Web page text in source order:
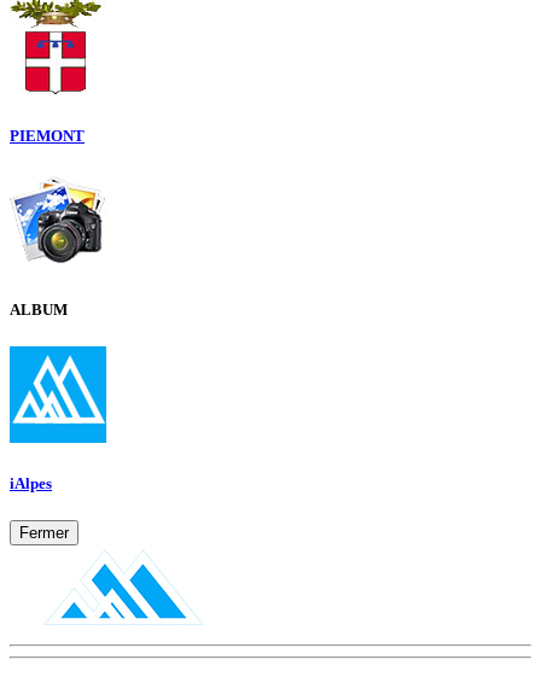
PIEMONT
ALBUM
iAlpes
Fermer